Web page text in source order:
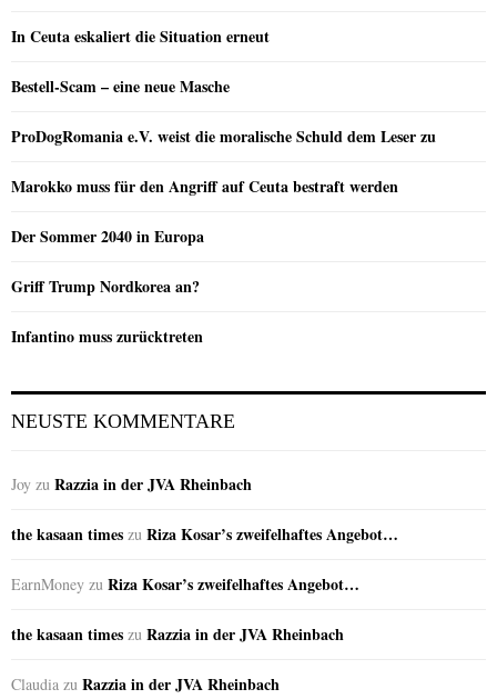
In Ceuta eskaliert die Situation erneut
Bestell-Scam – eine neue Masche
ProDogRomania e.V. weist die moralische Schuld dem Leser zu
Marokko muss für den Angriff auf Ceuta bestraft werden
Der Sommer 2040 in Europa
Griff Trump Nordkorea an?
Infantino muss zurücktreten
NEUSTE KOMMENTARE
Joy zu Razzia in der JVA Rheinbach
the kasaan times zu Riza Kosar’s zweifelhaftes Angebot…
EarnMoney zu Riza Kosar’s zweifelhaftes Angebot…
the kasaan times zu Razzia in der JVA Rheinbach
Claudia zu Razzia in der JVA Rheinbach